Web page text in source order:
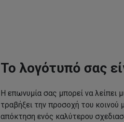
Το λογότυπό σας
Η επωνυμία σας μπορεί να λείπει
τραβήξει την προσοχή του κοινού
απόκτηση ενός καλύτερου